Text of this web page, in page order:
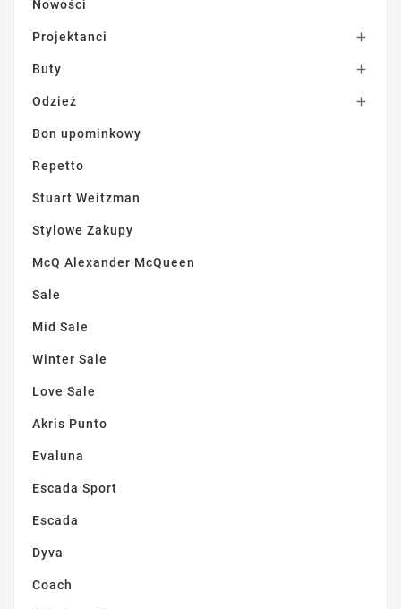
Nowości
Projektanci 
Buty 
Odzież 
Bon upominkowy
Repetto
Stuart Weitzman
Stylowe Zakupy
McQ Alexander McQueen
Sale
Mid Sale
Winter Sale
Love Sale
Akris Punto
Evaluna
Escada Sport
Escada
Dyva
Coach